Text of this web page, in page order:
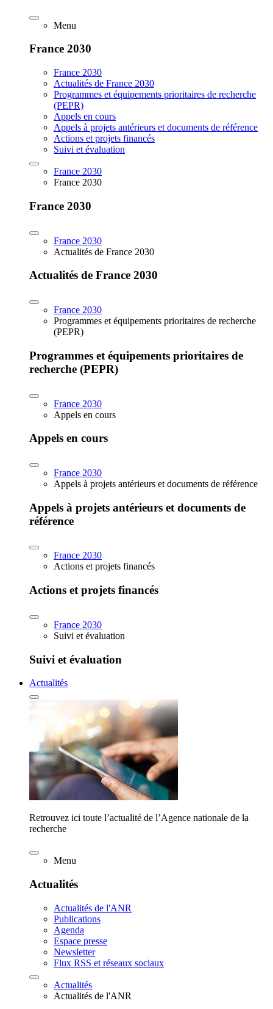
Menu
France 2030
France 2030
Actualités de France 2030
Programmes et équipements prioritaires de recherche
(PEPR)
Appels en cours
Appels à projets antérieurs et documents de référence
Actions et projets financés
Suivi et évaluation
France 2030
France 2030
France 2030
France 2030
Actualités de France 2030
Actualités de France 2030
France 2030
Programmes et équipements prioritaires de recherche
(PEPR)
Programmes et équipements prioritaires de
recherche (PEPR)
France 2030
Appels en cours
Appels en cours
France 2030
Appels à projets antérieurs et documents de référence
Appels à projets antérieurs et documents de
référence
France 2030
Actions et projets financés
Actions et projets financés
France 2030
Suivi et évaluation
Suivi et évaluation
Actualités
Retrouvez ici toute l’actualité de l’Agence nationale de la
recherche
Menu
Actualités
Actualités de l'ANR
Publications
Agenda
Espace presse
Newsletter
Flux RSS et réseaux sociaux
Actualités
Actualités de l'ANR